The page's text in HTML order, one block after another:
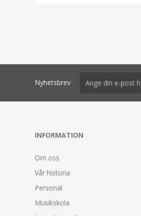
Nyhetsbrev
INFORMATION
Om oss
Vår historia
Personal
Musikskola